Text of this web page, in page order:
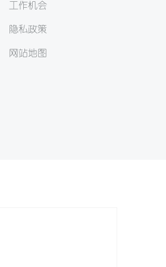
工作机会
隐私政策
网站地图